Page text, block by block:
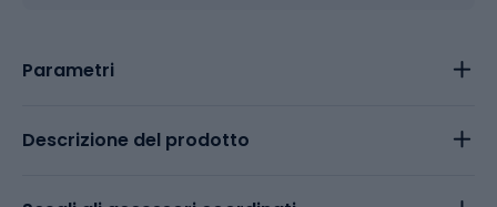
Parametri
Descrizione del prodotto